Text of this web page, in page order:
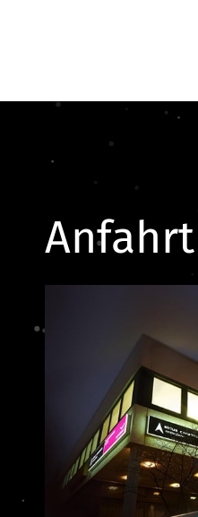
Anfahrt